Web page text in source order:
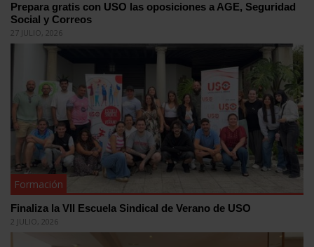
Prepara gratis con USO las oposiciones a AGE, Seguridad
Social y Correos
27 JULIO, 2026
Formación
Finaliza la VII Escuela Sindical de Verano de USO
2 JULIO, 2026